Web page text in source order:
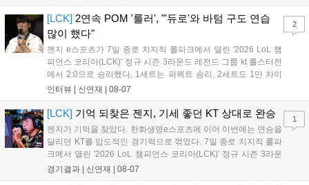
이’ 출시가 예정돼 있으며, 2027년에는 ‘Ragnarok 3’ 등 대작을 글로벌
출시할 계획이다. 그라비티는 조인트벤처 설립과 라그나로크 에코 시스
템 구축을 통해 신성장 동력을 확보할 방침이다....
[LCK] 2연속 POM '룰러', "'듀로'와 바텀 구도 연습
많이 했다"
젠지 e스포츠가 7일 종로 치지직 롤파크에서 열린 '2026 LoL 챔
피언스 코리아(LCK)' 정규 시즌 3라운드 레전드 그룹 kt 롤스터전
에서 2:0으로 승리했다. 1세트는 퍼펙트 승리, 2세트도 1만 차이
를 벌리며 25분 만에 승리하면서 말 그대로 압도적인 경기력을 선
하며 POM에 선정됐...
인터뷰 | 신연재 | 08-07
2
[LCK] 기억 되찾은 젠지, 기세 좋던 KT 상대로 완승
젠지가 기억을 찾았다. 한화생명e스포츠에 이어 이번에는 연승을
달리던 KT를 압도적인 경기력으로 꺾었다. 7일 종로 치지직 롤파
크에서 열린 '2026 LoL 챔피언스 코리아(LCK)' 정규 시즌 3라운
드 레전드 그룹, kt 롤스터와 젠지 e스포츠의 대결에서 젠지가 압
경기결과 | 신연재 | 08-07
1